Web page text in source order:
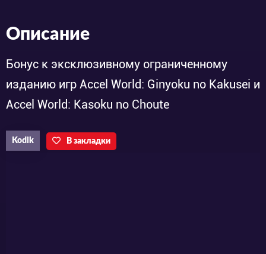
Описание
Бонус к эксклюзивному ограниченному
изданию игр Accel World: Ginyoku no Kakusei и
Accel World: Kasoku no Choute
Kodik В закладки